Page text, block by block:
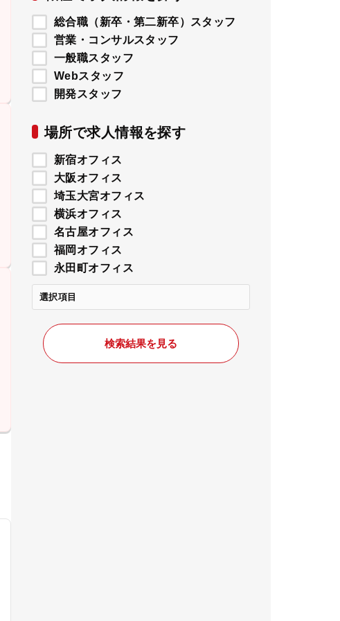
総合職（新卒・第二新卒）スタッフ
営業・コンサルスタッフ
一般職スタッフ
Webスタッフ
開発スタッフ
場所で求人情報を探す
新宿オフィス
大阪オフィス
埼玉大宮オフィス
横浜オフィス
名古屋オフィス
福岡オフィス
永田町オフィス
選択項目
検索結果を見る